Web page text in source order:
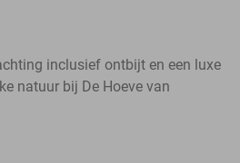
inclusief ontbijt en een luxe
natuur bij De Hoeve van